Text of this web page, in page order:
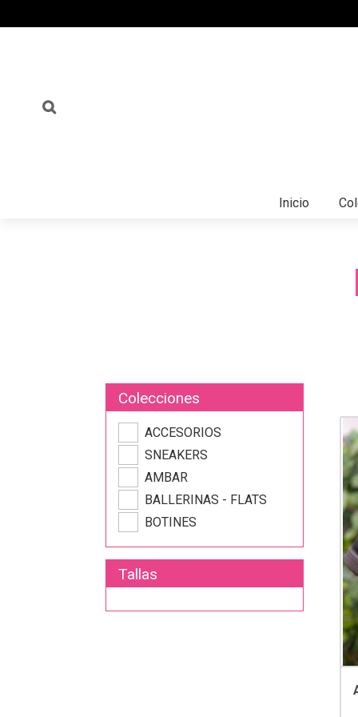
Inicio
Colecciones
ACCESORIOS
SNEAKERS
AMBAR
BALLERINAS - FLATS
BOTINES
Tallas